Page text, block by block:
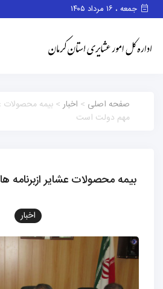
جمعه ، ۱۶ مرداد ۱۴۰۵
صفحه اصلی > اخبار> بیمه محصولات
مهم دولت است
بیمه محصولات عشایر
اخبار